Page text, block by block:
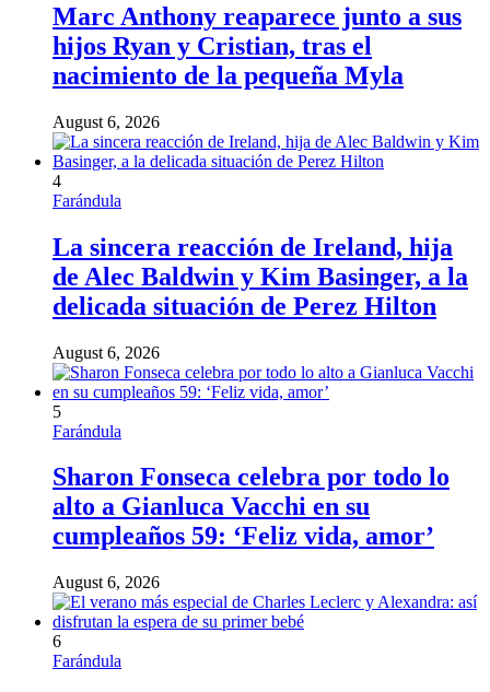
Marc Anthony reaparece junto a sus
hijos Ryan y Cristian, tras el
nacimiento de la pequeña Myla
August 6, 2026
4
Farándula
La sincera reacción de Ireland, hija
de Alec Baldwin y Kim Basinger, a la
delicada situación de Perez Hilton
August 6, 2026
5
Farándula
Sharon Fonseca celebra por todo lo
alto a Gianluca Vacchi en su
cumpleaños 59: ‘Feliz vida, amor’
August 6, 2026
6
Farándula